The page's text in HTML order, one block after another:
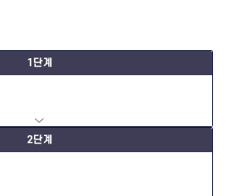
1단계
2단계